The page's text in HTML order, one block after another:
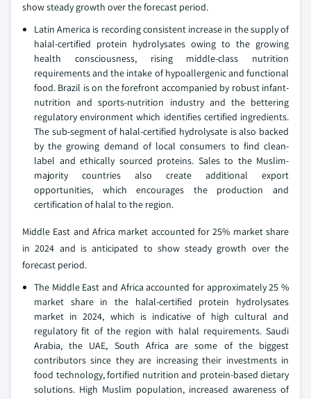
show steady growth over the forecast period.
Latin America is recording consistent increase in the supply of
halal-certified protein hydrolysates owing to the growing
health consciousness, rising middle-class nutrition
requirements and the intake of hypoallergenic and functional
food. Brazil is on the forefront accompanied by robust infant-
nutrition and sports-nutrition industry and the bettering
regulatory environment which identifies certified ingredients.
The sub-segment of halal-certified hydrolysate is also backed
by the growing demand of local consumers to find clean-
label and ethically sourced proteins. Sales to the Muslim-
majority countries also create additional export
opportunities, which encourages the production and
certification of halal to the region.
Middle East and Africa market accounted for 25% market share
in 2024 and is anticipated to show steady growth over the
forecast period.
The Middle East and Africa accounted for approximately 25 %
market share in the halal-certified protein hydrolysates
market in 2024, which is indicative of high cultural and
regulatory fit of the region with halal requirements. Saudi
Arabia, the UAE, South Africa are some of the biggest
contributors since they are increasing their investments in
food technology, fortified nutrition and protein-based dietary
solutions. High Muslim population, increased awareness of